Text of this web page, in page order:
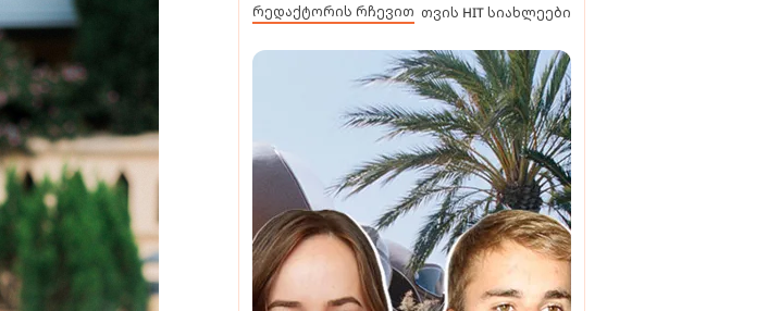
რედაქტორის რჩევით თვის HIT სიახლეები